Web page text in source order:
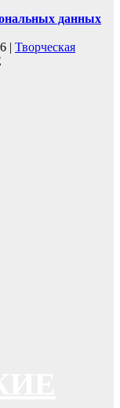
данных
| Творческая